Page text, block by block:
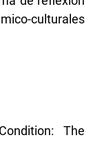
culturales
The